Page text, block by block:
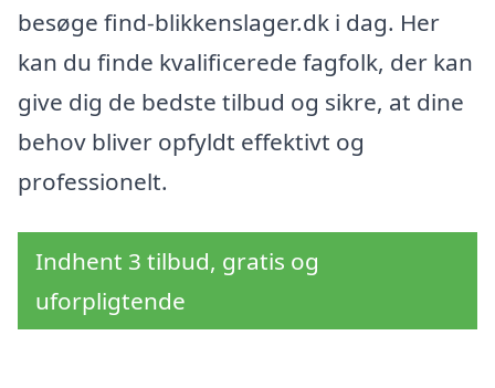
besøge find-blikkenslager.dk i dag. Her
kan du finde kvalificerede fagfolk, der kan
give dig de bedste tilbud og sikre, at dine
behov bliver opfyldt effektivt og
professionelt.
Indhent 3 tilbud, gratis og
uforpligtende